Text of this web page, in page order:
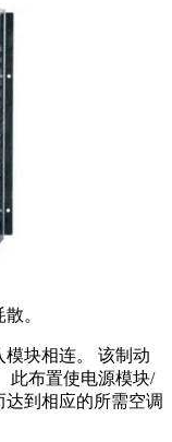
。
块相连。 该制动
此布置使电源模块/
到相应的所需空调